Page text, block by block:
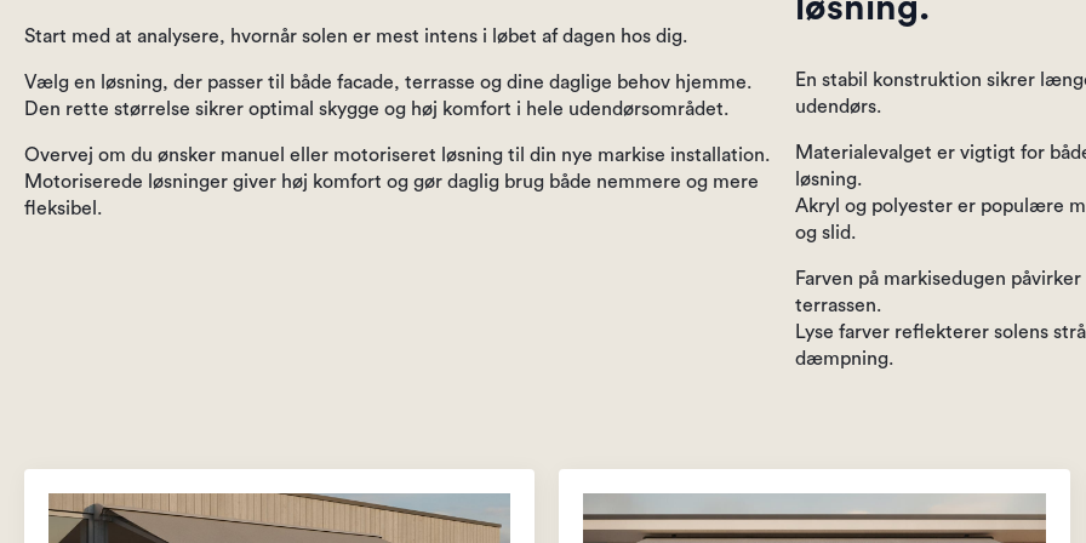
Start med at analysere, hvornår solen er mest intens i løbet af dagen hos dig.
Vælg en løsning, der passer til både facade, terrasse og dine daglige behov hjemme.
Den rette størrelse sikrer optimal skygge og høj komfort i hele udendørsområdet.
Overvej om du ønsker manuel eller motoriseret løsning til din nye markise installation.
Motoriserede løsninger giver høj komfort og gør daglig brug både nemmere og mere
fleksibel.
løsning.
En stabil konstruktion sikrer
udendørs.
Materialevalget er vigtigt for
løsning.
Akryl og polyester er populære
og slid.
Farven på markisedugen
terrassen.
Lyse farver reflekterer solens
dæmpning.